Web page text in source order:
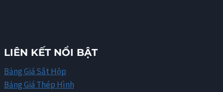
LIÊN KẾT NỔI BẬT
Bảng Giá Sắt Hộp
Bảng Giá Thép Hình